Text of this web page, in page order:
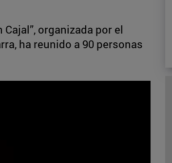
organizada por el
ha reunido a 90 personas